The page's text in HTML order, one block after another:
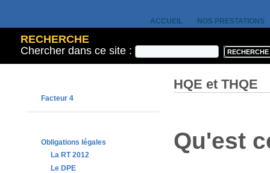
ACCUEIL NOS PRESTATIONS
RECHERCHE
Chercher dans ce site :
Facteur 4
Obligations légales
La RT 2012
Le DPE
HQE et THQE
Qu'est